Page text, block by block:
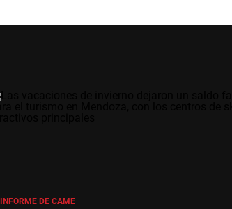
INFORME DE CAME